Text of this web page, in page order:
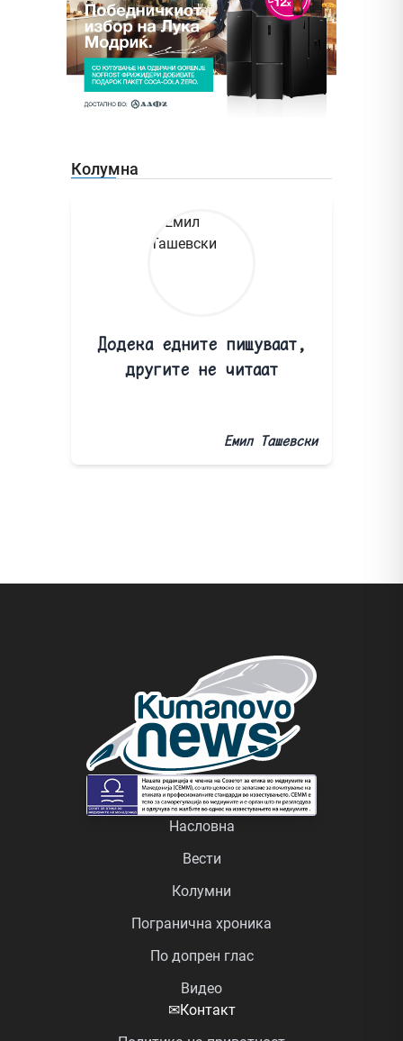
Колумна
Додека едните пишуваат,
другите не читаат
Емил Ташевски
Насловна
Вести
Колумни
Погранична хроника
По допрен глас
Видео
✉Контакт